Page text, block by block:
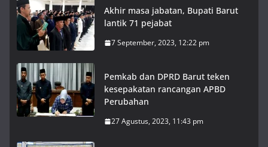
Akhir masa jabatan, Bupati Barut
lantik 71 pejabat
7 September, 2023, 12:22 pm
Pemkab dan DPRD Barut teken
kesepakatan rancangan APBD
Perubahan
27 Agustus, 2023, 11:43 pm